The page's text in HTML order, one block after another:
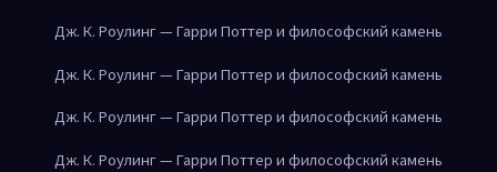
Дж. К. Роулинг — Гарри Поттер и философский камень
Дж. К. Роулинг — Гарри Поттер и философский камень
Дж. К. Роулинг — Гарри Поттер и философский камень
Дж. К. Роулинг — Гарри Поттер и философский камень